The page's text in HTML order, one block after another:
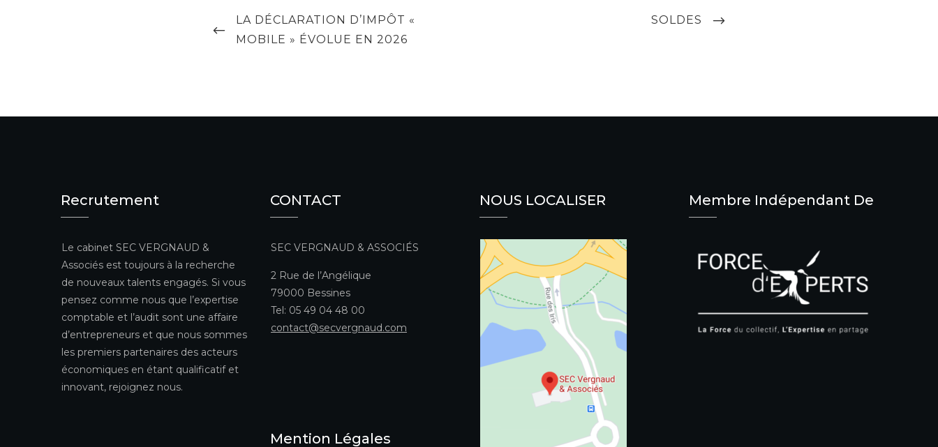
Navigation
de
PREVIOUS
POST
LA DÉCLARATION D’IMPÔT «
MOBILE » ÉVOLUE EN 2026
NEXT
SOLDES
Recrutement
Le cabinet SEC VERGNAUD &
Associés est toujours à la recherche
de nouveaux talents engagés. Si vous
pensez comme nous que l’expertise
comptable et l’audit sont une affaire
d’entrepreneurs et que nous sommes
les premiers partenaires des acteurs
économiques en étant qualificatif et
innovant, rejoignez nous.
CONTACT
SEC VERGNAUD & ASSOCIÉS
2 Rue de l’Angélique
79000 Bessines
Tel: 05 49 04 48 00
contact@secvergnaud.com
Mention Légales
NOUS LOCALISER Membre Indépendant De